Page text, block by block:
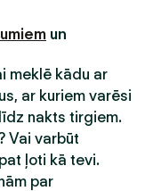
un
meklē kādu ar
ar kuriem varēsi
nakts tirgiem.
Vai varbūt
ļoti kā tevi.
par